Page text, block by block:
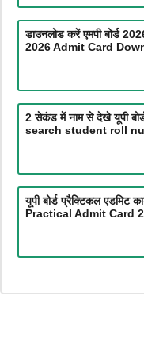
डाउनलोड करें एमपी बोर्ड
2026 Admit Card
2 सेकंड में नाम से देखे यूपी
search student roll
यूपी बोर्ड प्रैक्टिकल एडमिट
Practical Admit Card